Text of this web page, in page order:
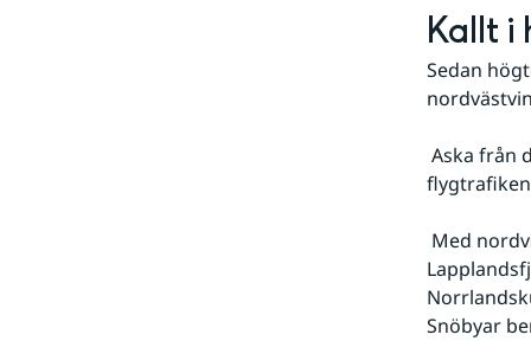
Kallt i
Sedan
flygtrafiken
Snöbyar